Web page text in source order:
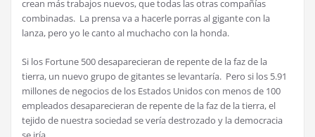
crean más trabajos nuevos, que todas las otras compañías
combinadas. La prensa va a hacerle porras al gigante con la
lanza, pero yo le canto al muchacho con la honda.
Si los Fortune 500 desaparecieran de repente de la faz de la
tierra, un nuevo grupo de gitantes se levantaría. Pero si los 5.91
millones de negocios de los Estados Unidos con menos de 100
empleados desaparecieran de repente de la faz de la tierra, el
tejido de nuestra sociedad se vería destrozado y la democracia